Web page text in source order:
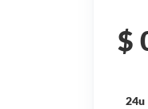
$
24u